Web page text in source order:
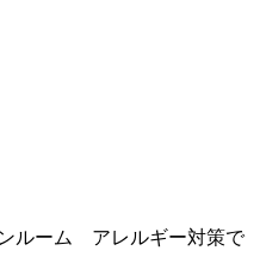
ルーム アレルギー対策で